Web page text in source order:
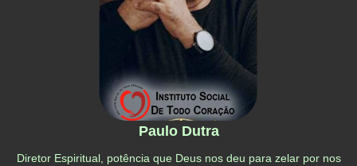
Paulo Dutra
Diretor Espiritual, potência que Deus nos deu para zelar por nos